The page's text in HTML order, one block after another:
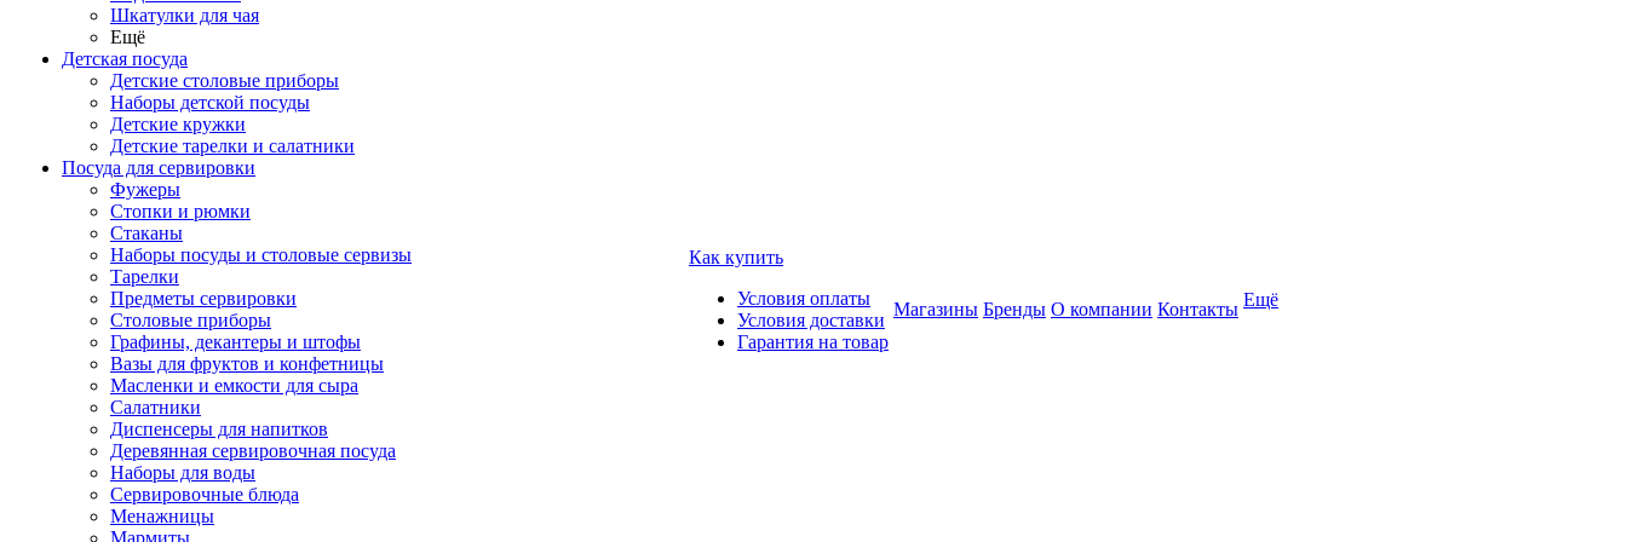
Шкатулки для чая
Ещё
Детская посуда
Детские столовые приборы
Наборы детской посуды
Детские кружки
Детские тарелки и салатники
Посуда для сервировки
Фужеры
Стопки и рюмки
Стаканы
Наборы посуды и столовые сервизы
Тарелки
Предметы сервировки
Столовые приборы
Графины, декантеры и штофы
Вазы для фруктов и конфетницы
Масленки и емкости для сыра
Салатники
Диспенсеры для напитков
Деревянная сервировочная посуда
Наборы для воды
Сервировочные блюда
Менажницы
Мармиты
Как купить
Условия оплаты
Условия доставки
Гарантия на товар
Магазины Бренды О компании Контакты Ещё